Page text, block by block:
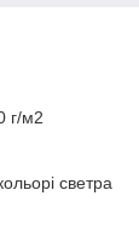
г/м2
светра